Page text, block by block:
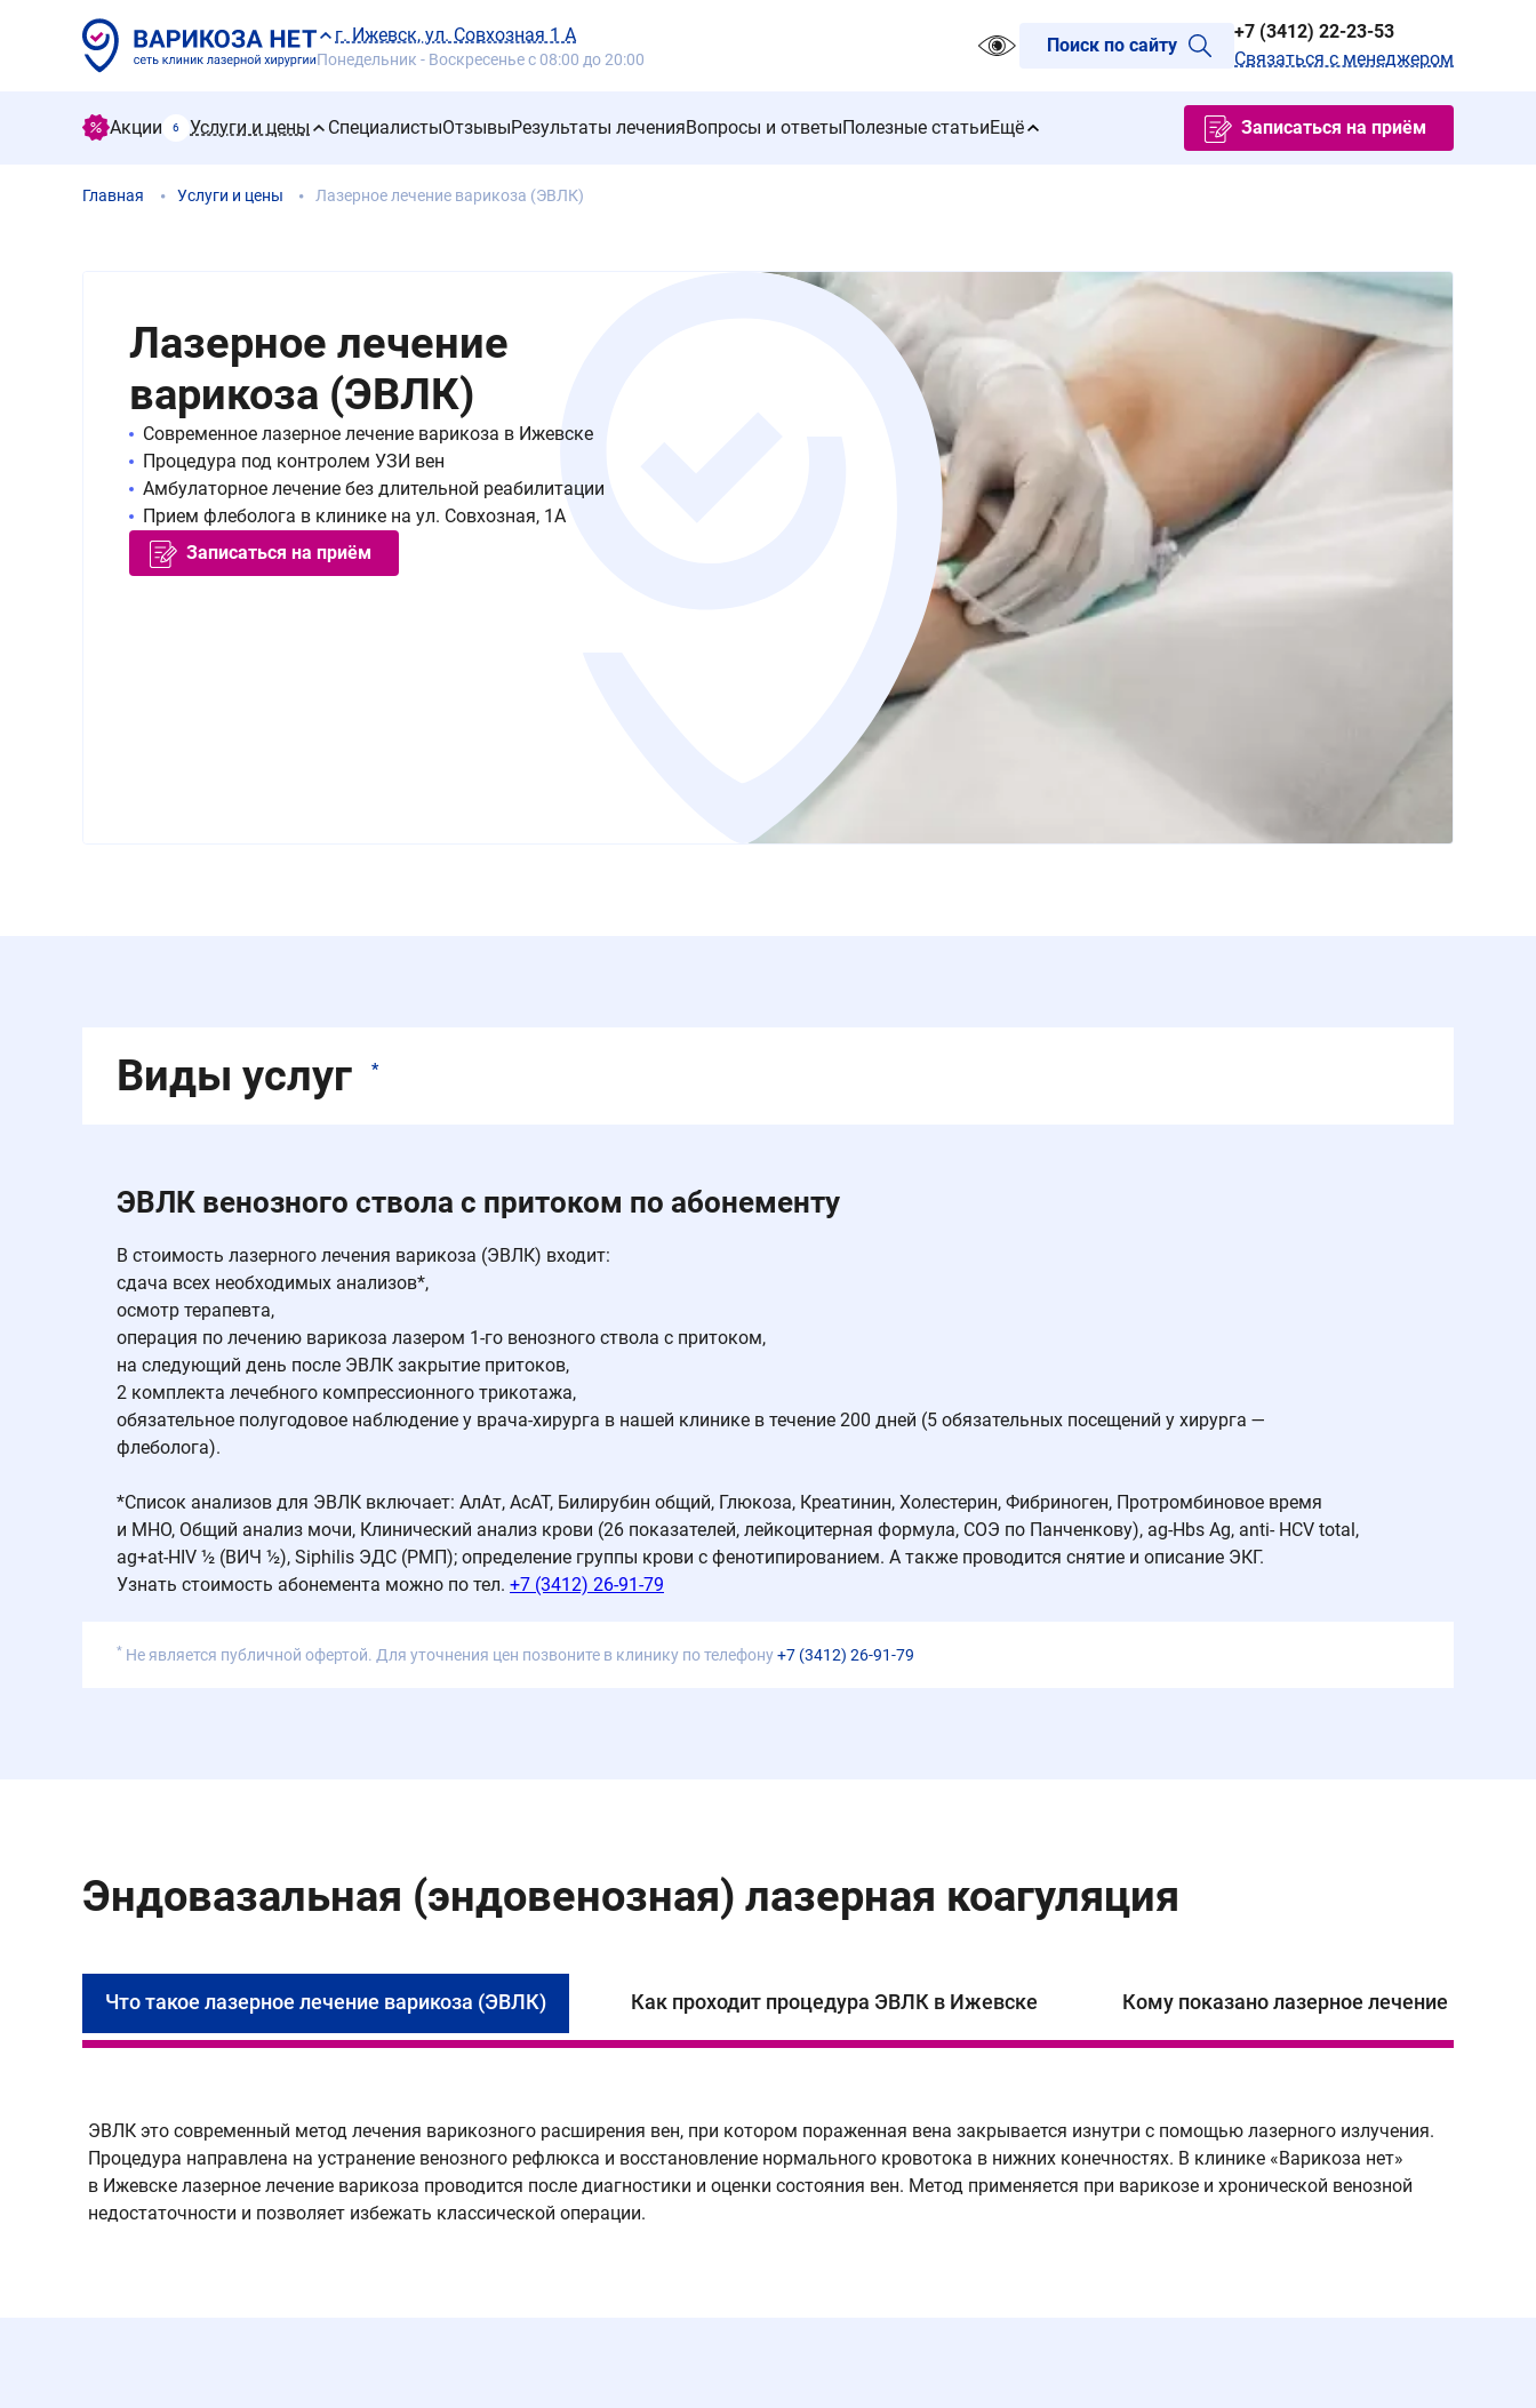
г. Ижевск, ул. Совхозная 1 А
Понедельник - Воскресенье с 08:00 до 20:00
Поиск по сайту
+7 (3412) 22-23-53
Связаться с менеджером
Акции 6 Услуги и цены СпециалистыОтзывыРезультаты леченияВопросы и ответыПолезные статьиЕщё Записаться на приём
Главная Услуги и цены Лазерное лечение варикоза (ЭВЛК)
Лазерное лечение
варикоза (ЭВЛК)
Современное лазерное лечение варикоза в Ижевске
Процедура под контролем УЗИ вен
Амбулаторное лечение без длительной реабилитации
Прием флеболога в клинике на ул. Совхозная, 1А
Записаться на приём
Виды услуг *
ЭВЛК венозного ствола с притоком по абонементу
В стоимость лазерного лечения варикоза (ЭВЛК) входит:
сдача всех необходимых анализов*,
осмотр терапевта,
операция по лечению варикоза лазером 1-го венозного ствола с притоком,
на следующий день после ЭВЛК закрытие притоков,
2 комплекта лечебного компрессионного трикотажа,
обязательное полугодовое наблюдение у врача-хирурга в нашей клинике в течение 200 дней (5 обязательных посещений у хирурга —
флеболога).
*Список анализов для ЭВЛК включает: АлАт, АсАТ, Билирубин общий, Глюкоза, Креатинин, Холестерин, Фибриноген, Протромбиновое время
и МНО, Общий анализ мочи, Клинический анализ крови (26 показателей, лейкоцитерная формула, СОЭ по Панченкову), ag-Hbs Ag, anti- HCV total,
ag+at-HIV ½ (ВИЧ ½), Siphilis ЭДС (РМП); определение группы крови с фенотипированием. А также проводится снятие и описание ЭКГ.
Узнать стоимость абонемента можно по тел. +7 (3412) 26-91-79
* Не является публичной офертой. Для уточнения цен позвоните в клинику по телефону+7 (3412) 26-91-79
Эндовазальная (эндовенозная) лазерная коагуляция
Что такое лазерное лечение варикоза (ЭВЛК) Как проходит процедура ЭВЛК в Ижевске Кому показано лазерное лечение
ЭВЛК это современный метод лечения варикозного расширения вен, при котором пораженная вена закрывается изнутри с помощью лазерного излучения.
Процедура направлена на устранение венозного рефлюкса и восстановление нормального кровотока в нижних конечностях. В клинике «Варикоза нет»
в Ижевске лазерное лечение варикоза проводится после диагностики и оценки состояния вен. Метод применяется при варикозе и хронической венозной
недостаточности и позволяет избежать классической операции.